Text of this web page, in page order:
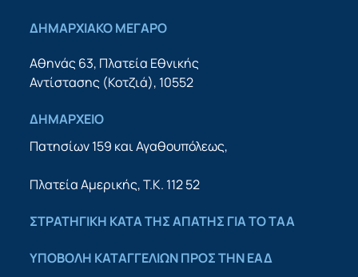
ΔΗΜΑΡΧΙΑΚΟ ΜΕΓΑΡΟ
Αθηνάς 63, Πλατεία Εθνικής
Αντίστασης (Κοτζιά), 10552
ΔΗΜΑΡΧΕΙΟ
Πατησίων 159 και Αγαθουπόλεως,
Πλατεία Αμερικής, Τ.Κ. 112 52
ΣΤΡΑΤΗΓΙΚΗ ΚΑΤΑ ΤΗΣ ΑΠΑΤΗΣ ΓΙΑ ΤΟ ΤΑΑ
YΠΟΒΟΛΗ ΚΑΤΑΓΓΕΛΙΩΝ ΠΡΟΣ ΤΗΝ ΕΑΔ